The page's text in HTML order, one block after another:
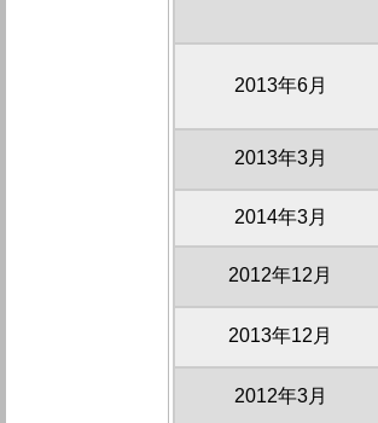
2013年6月
2013年3月
2014年3月
2012年12月
2013年12月
2012年3月